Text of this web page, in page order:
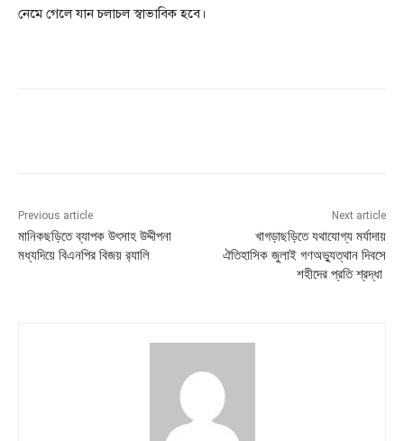
নেমে গেলে যান চলাচল স্বাভাবিক হবে।
Previous article
মানিকছড়িতে ব্যাপক উৎসাহ উদ্দীপনা
মধ্যদিয়ে বিএনপির বিজয় র‍্যালি
Next article
খাগড়াছড়িতে যথাযোগ্য মর্যাদায়
ঐতিহাসিক জুলাই গণঅভ্যুত্থান দিবসে
শহীদের প্রতি শ্রদ্ধা